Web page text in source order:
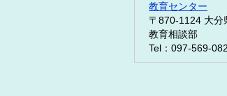
教育センター
〒870-1124 大分
教育相談部
Tel：097-569-